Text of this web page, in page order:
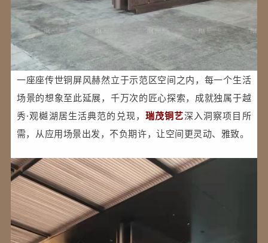
一座座传世铜屏风赫然立于示范区空间之内，每一个生活
场景的想象至此延展，千万次的匠心探索，成就独属于越
秀·观樾湖居生活典范的兑现，瑞茂铜艺深入洞察项目所
需，从应用场景出发，不负期许，让空间更灵动、雅致。